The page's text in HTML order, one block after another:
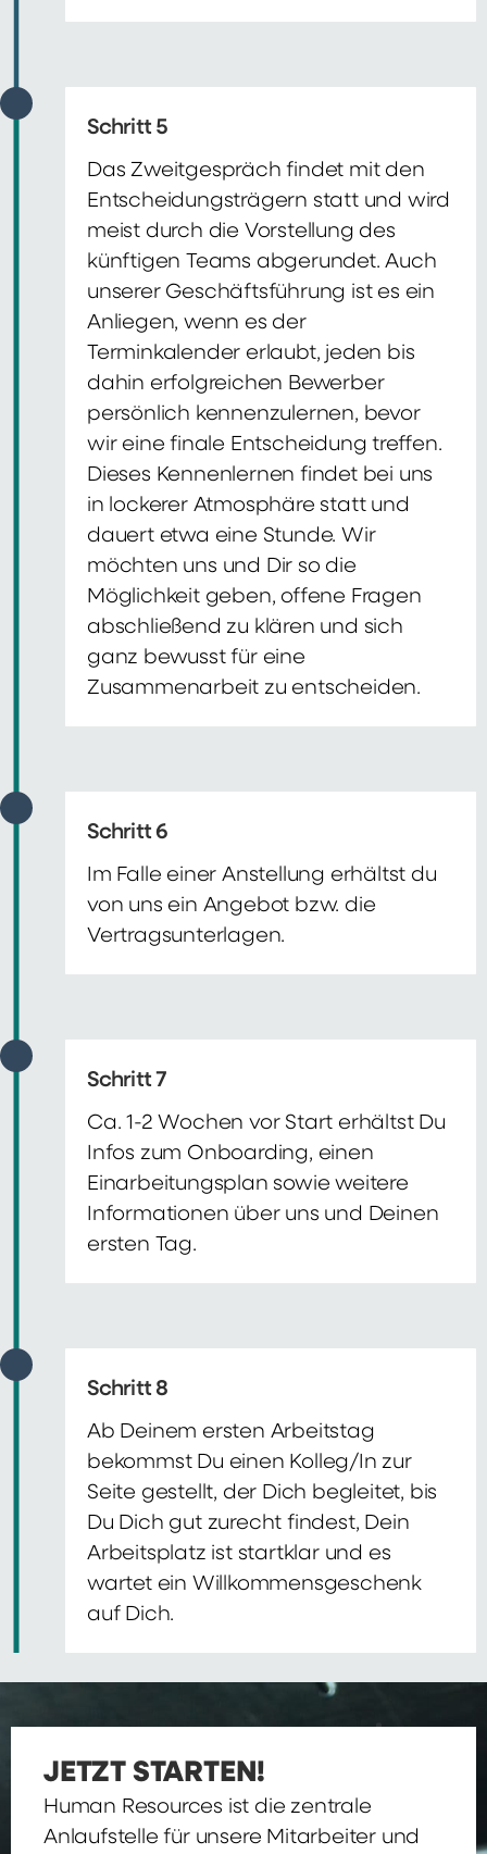
Schritt 5
Das Zweitgespräch findet mit den
Entscheidungsträgern statt und wird
meist durch die Vorstellung des
künftigen Teams abgerundet. Auch
unserer Geschäftsführung ist es ein
Anliegen, wenn es der
Terminkalender erlaubt, jeden bis
dahin erfolgreichen Bewerber
persönlich kennenzulernen, bevor
wir eine finale Entscheidung treffen.
Dieses Kennenlernen findet bei uns
in lockerer Atmosphäre statt und
dauert etwa eine Stunde. Wir
möchten uns und Dir so die
Möglichkeit geben, offene Fragen
abschließend zu klären und sich
ganz bewusst für eine
Zusammenarbeit zu entscheiden.
Schritt 6
Im Falle einer Anstellung erhältst du
von uns ein Angebot bzw. die
Vertragsunterlagen.
Schritt 7
Ca. 1-2 Wochen vor Start erhältst Du
Infos zum Onboarding, einen
Einarbeitungsplan sowie weitere
Informationen über uns und Deinen
ersten Tag.
Schritt 8
Ab Deinem ersten Arbeitstag
bekommst Du einen Kolleg/In zur
Seite gestellt, der Dich begleitet, bis
Du Dich gut zurecht findest, Dein
Arbeitsplatz ist startklar und es
wartet ein Willkommensgeschenk
auf Dich.
JETZT STARTEN!
Human Resources ist die zentrale
Anlaufstelle für unsere Mitarbeiter und